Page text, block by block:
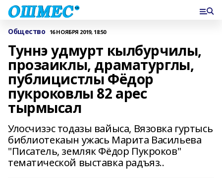
Общество 16 НОЯБРЯ 2019, 18:50
Туннэ удмурт кылбурчилы,
прозаиклы, драматурглы,
публицистлы Фёдор
пукроковлы 82 арес
тырмысал
Улосчизэс тодазы вайыса, Вязовка гуртысь
библиотекаын ужась Марита Васильева
"Писатель, земляк Фёдор Пукроков"
тематической выставка радъяз..